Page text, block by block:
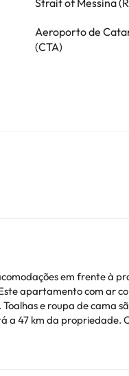
Strait of Messina
Aeroporto de
(CTA)
em frente à
e roupa de cama